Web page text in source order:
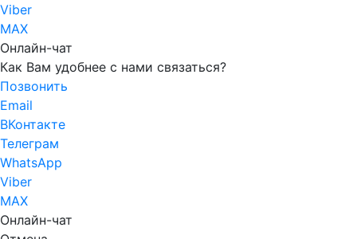
Viber
MAX
Онлайн-чат
Как Вам удобнее с нами связаться?
Позвонить
Email
ВКонтакте
Телеграм
WhatsApp
Viber
MAX
Онлайн-чат